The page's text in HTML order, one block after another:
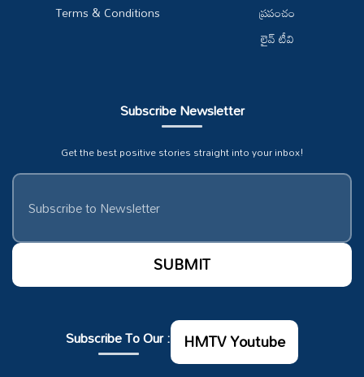
Terms & Conditions
ప్రపంచం
లైవ్ టీవి
Subscribe Newsletter
Get the best positive stories straight into your inbox!
Subscribe To Our : HMTV Youtube